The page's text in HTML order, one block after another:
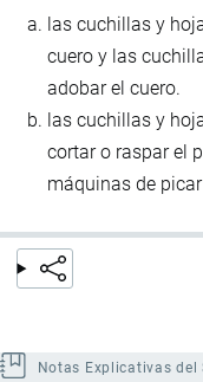
las cuchillas y
cuero y las
adobar el cuero.
las cuchillas y
cortar o raspar el
máquinas de
Notas Explicativas del